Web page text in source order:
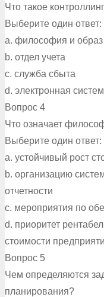
Что такое
Выберите один ответ:
a. философия и
b. отдел учета
c. служба сбыта
d. электронная
Вопрос 4
Что означает
Выберите один ответ:
a. устойчивый рост
b. организацию
отчетности
c. мероприятия по
d. приоритет
стоимости
Вопрос 5
Чем определяются
планирования?